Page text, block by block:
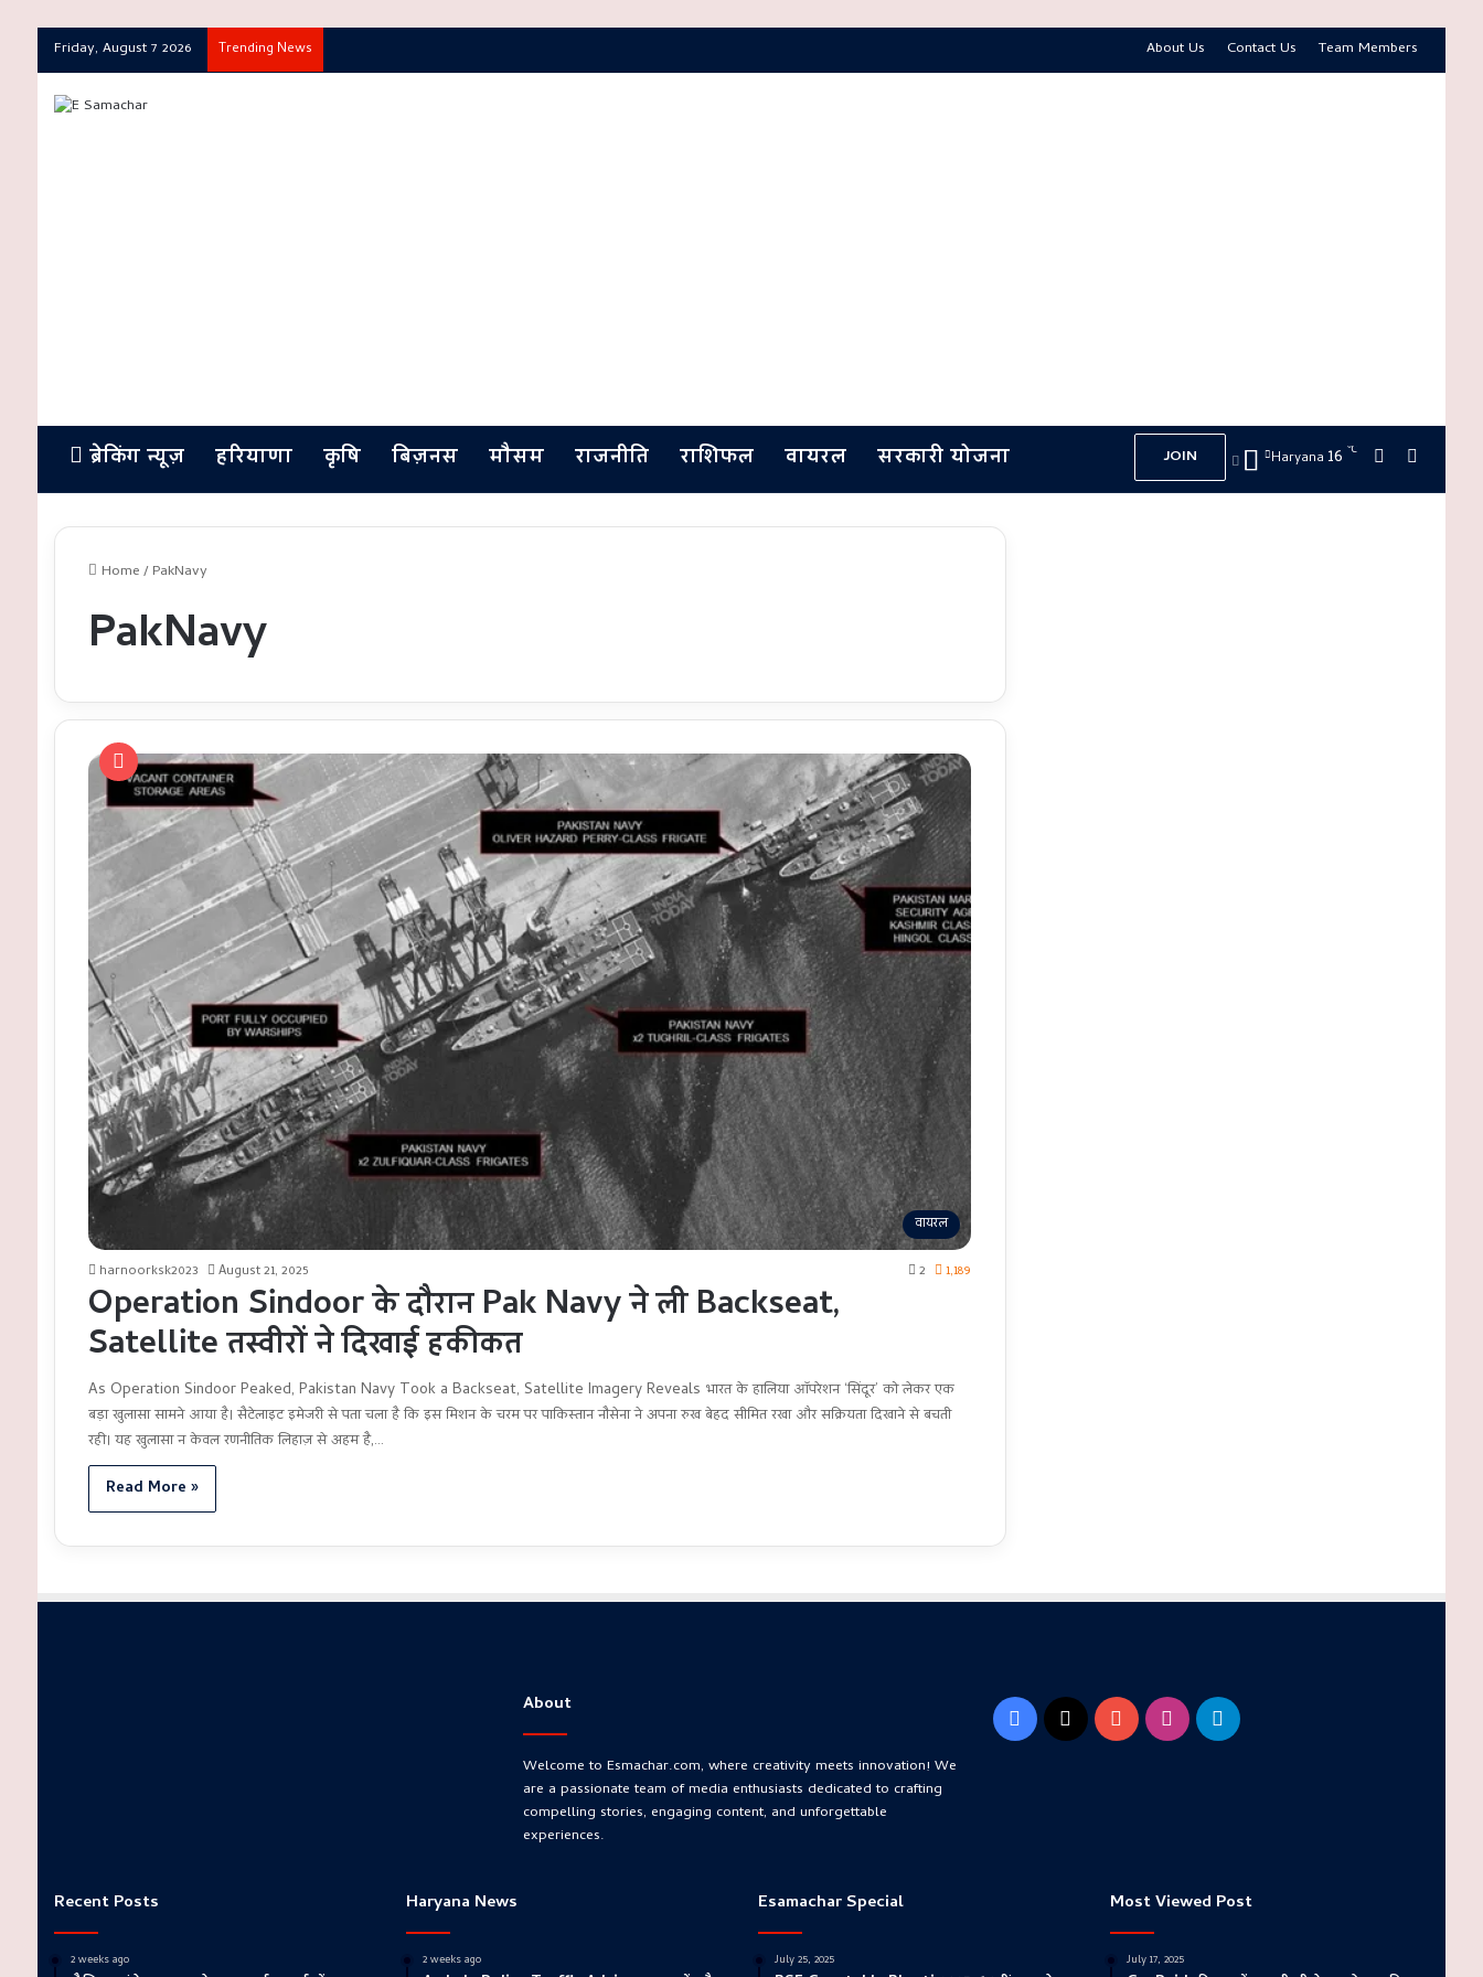
Friday, August 7 2026 Trending News About Us Contact Us Team Members
ब्रेकिंग न्यूज़ हरियाणा कृषि बिज़नस मौसम राजनीति राशिफल वायरल सरकारी योजना JOIN Haryana 16℃ Switch skin
Home/ PakNavy
PakNavy
वायरल
harnoorksk2023 August 21, 2025 2 1,189
Operation Sindoor के दौरान Pak Navy ने ली Backseat,
Satellite तस्वीरों ने दिखाई हकीकत
As Operation Sindoor Peaked, Pakistan Navy Took a Backseat, Satellite Imagery Reveals भारत के हालिया ऑपरेशन ‘सिंदूर’ को लेकर एक
बड़ा खुलासा सामने आया है। सैटेलाइट इमेजरी से पता चला है कि इस मिशन के चरम पर पाकिस्तान नौसेना ने अपना रुख बेहद सीमित रखा और सक्रियता दिखाने से बचती
रही। यह खुलासा न केवल रणनीतिक लिहाज़ से अहम है,…
Read More »
About
Welcome to Esmachar.com, where creativity meets innovation! We
are a passionate team of media enthusiasts dedicated to crafting
compelling stories, engaging content, and unforgettable
experiences.
Facebook YouTubeInstagramTelegram
Recent Posts
2 weeks ago
Haryana News
2 weeks ago
Esamachar Special
July 25, 2025
Most Viewed Post
July 17, 2025